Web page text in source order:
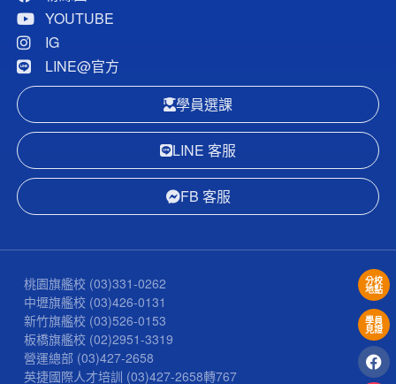
YOUTUBE
IG
LINE@官方
學員選課
LINE 客服
FB 客服
桃園旗艦校 (03)331-0262
中壢旗艦校 (03)426-0131
新竹旗艦校 (03)526-0153
板橋旗艦校 (02)2951-3319
營運總部 (03)427-2658
英捷國際人才培訓 (03)427-2658轉767
分校
地點
學員
見證